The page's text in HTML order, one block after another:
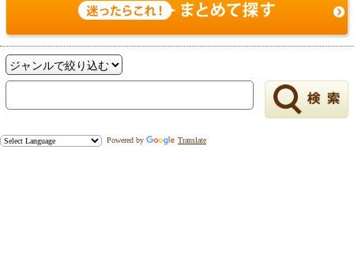
Powered by Translate